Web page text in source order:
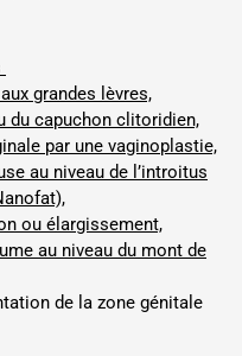
grandes lèvres,
du capuchon clitoridien,
par une vaginoplastie,
au niveau de l’introitus
ou élargissement,
au niveau du mont de
de la zone génitale